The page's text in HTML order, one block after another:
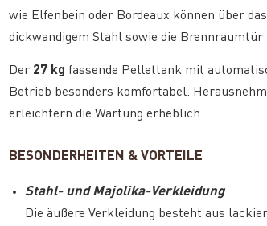
wie Elfenbein oder Bordeaux können über
dickwandigem Stahl sowie die Brennraumtür
Der 27 kg fassende Pellettank mit
Betrieb besonders komfortabel.
erleichtern die Wartung erheblich.
BESONDERHEITEN & VORTEILE
Stahl- und Majolika-Verkleidung
Die äußere Verkleidung besteht aus